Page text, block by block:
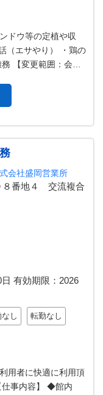
ドウ等の定植や収
（エサやり） ・鶏の
【変更範囲：会社
会社盛岡営業所
８番地４ 交流複合
有効期限： 2026
し 転勤なし
用者に快適に利用頂
仕事内容】 ◆館内